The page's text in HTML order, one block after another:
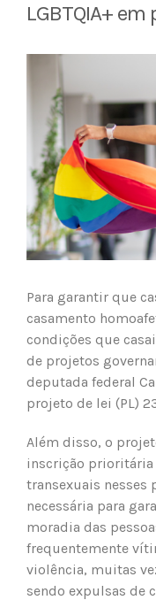
LGBTQIA+
Larger
Image
Para garantir que
casamento
condições que
de projetos
deputada federal
projeto de lei (PL)
Além disso, o
inscrição prioritária
transexuais nesses
necessária para
moradia das
frequentemente
violência, muitas
sendo expulsas de